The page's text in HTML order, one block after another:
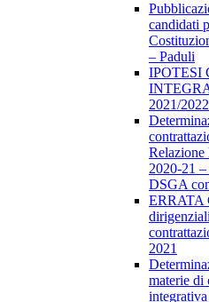
candidati
– Paduli
IPOTESI
2021/2022
Relazione
2020-21
DSGA
ERRATA
2021
materie di